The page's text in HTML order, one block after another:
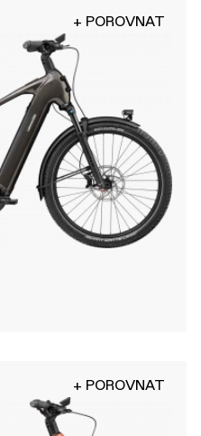
+ POROVNAT
+ POROVNAT